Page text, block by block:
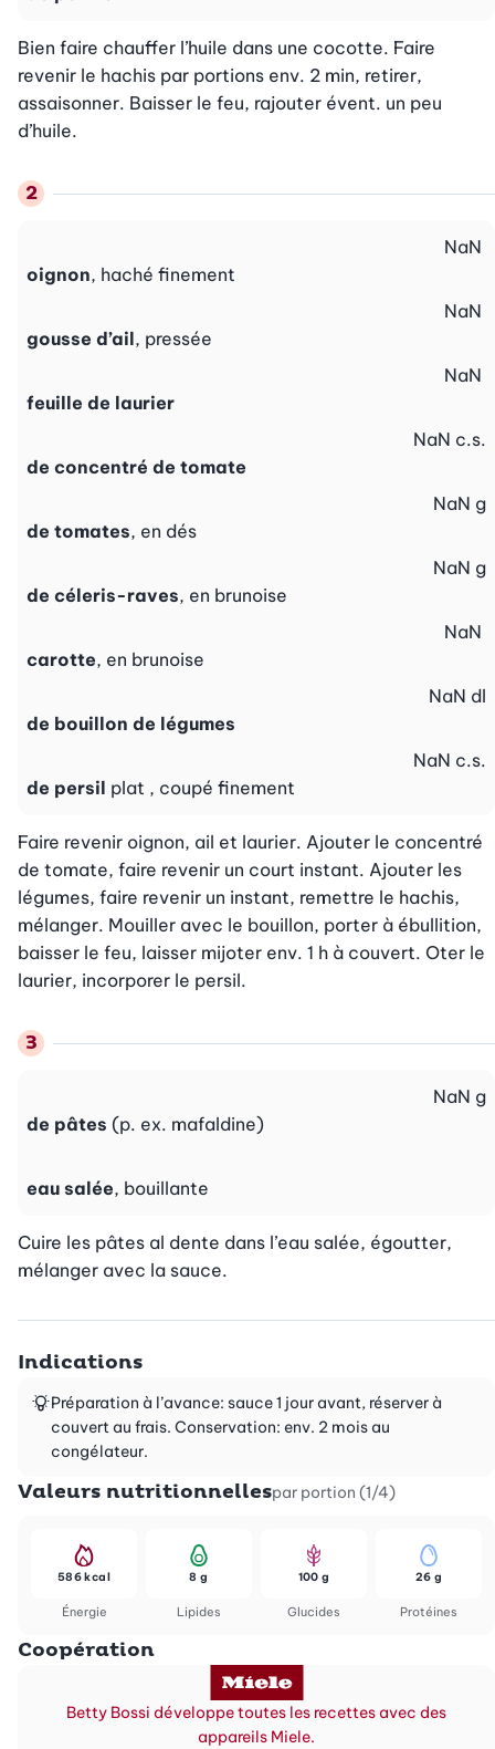
Bien faire chauffer l’huile dans une cocotte. Faire
revenir le hachis par portions env. 2 min, retirer,
assaisonner. Baisser le feu, rajouter évent. un peu
d’huile.
oignon, haché finement
NaN
gousse d’ail, pressée
NaN
feuille de laurier
NaN
de concentré de tomate
NaN c.s.
de tomates, en dés
NaN g
de céleris-raves, en brunoise
NaN g
carotte, en brunoise
NaN
de bouillon de légumes
NaN dl
de persil plat , coupé finement
NaN c.s.
Faire revenir oignon, ail et laurier. Ajouter le concentré
de tomate, faire revenir un court instant. Ajouter les
légumes, faire revenir un instant, remettre le hachis,
mélanger. Mouiller avec le bouillon, porter à ébullition,
baisser le feu, laisser mijoter env. 1 h à couvert. Oter le
laurier, incorporer le persil.
de pâtes (p. ex. mafaldine)
NaN g
eau salée, bouillante
Cuire les pâtes al dente dans l’eau salée, égoutter,
mélanger avec la sauce.
Indications
Préparation à l’avance: sauce 1 jour avant, réserver à
couvert au frais. Conservation: env. 2 mois au
congélateur.
Valeurs nutritionnellespar portion (1/4)
Énergie
586 kcal
Lipides
8 g
Glucides
100 g
Protéines
26 g
Coopération
Betty Bossi développe toutes les recettes avec des
appareils Miele.